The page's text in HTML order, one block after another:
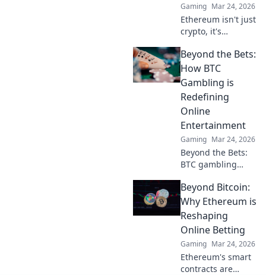
Gaming Mar 24, 2026
Ethereum isn't just
crypto, it's
online casinos.
Discover how
smart contracts
decentralization
are changing the
game. Click to
learn more!
Beyond the Bets:
How BTC
Gambling is
Redefining
Online
Entertainment
Gaming Mar 24, 2026
Beyond the Bets:
BTC gambling
fun. Discover its
impact,
innovation, and
future in
entertainment.
Click to explore!
Beyond Bitcoin:
Why Ethereum is
Reshaping
Online Betting
Gaming Mar 24, 2026
Ethereum's smart
contracts are